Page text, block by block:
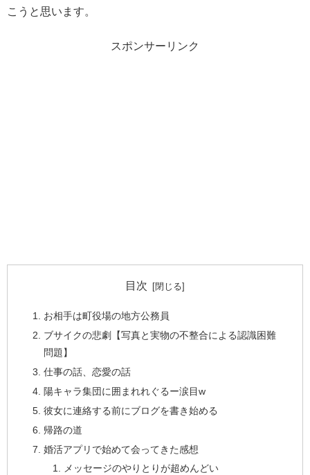
こうと思います。
スポンサーリンク
目次
お相手は町役場の地方公務員
ブサイクの悲劇【写真と実物の不整合による認識困難
問題】
仕事の話、恋愛の話
陽キャラ集団に囲まれれぐるー涙目w
彼女に連絡する前にブログを書き始める
帰路の道
婚活アプリで始めて会ってきた感想
メッセージのやりとりが超めんどい